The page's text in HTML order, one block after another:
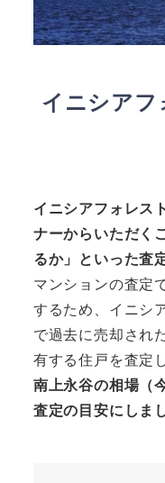
イニシアフ
イニシアフォレス
ナーからいただく
るか」といった査
マンションの査定
するため、イニシ
で過去に売却され
有する住戸を査定
南上永谷の相場（
査定の目安にしま